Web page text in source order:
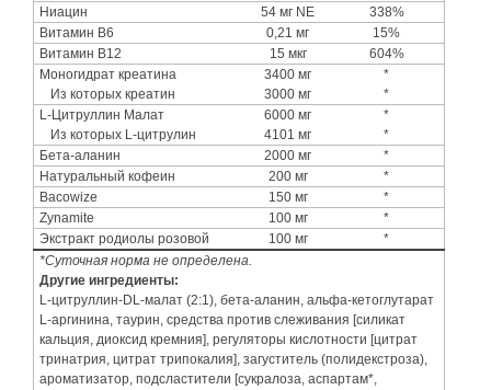
Ниацин 54 мг NE
338%
Витамин В6
0,21 мг
15%
Витамин В12
15 мкг
604%
Моногидрат креатина
3400 мг
*
Из которых креатин
3000 мг
*
L-Цитруллин Малат
6000 мг
*
Из которых L-цитрулин
4101 мг
*
Бета-аланин
2000 мг
*
Натуральный кофеин
200 мг
*
Bacowize
150 мг
*
Zynamite
100 мг
*
Экстракт родиолы розовой
100 мг
*
*Суточная норма не определена.
Другие ингредиенты:
L-цитруллин-DL-малат (2:1), бета-аланин, альфа-кетоглутарат
L-аргинина, таурин, средства против слеживания [силикат
кальция, диоксид кремния], регуляторы кислотности [цитрат
тринатрия, цитрат трипокалия], загуститель (полидекстроза),
ароматизатор, подсластители [сукралоза, аспартам*,